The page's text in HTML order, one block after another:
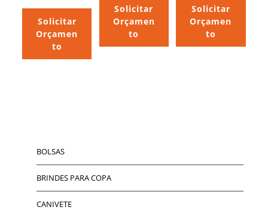
Solicitar
Orçamen
to
Solicitar
Orçamen
to
Solicitar
Orçamen
to
BOLSAS
BRINDES PARA COPA
CANIVETE